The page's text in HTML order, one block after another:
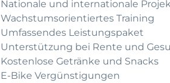
Nationale und internationale
Wachstumsorientiertes Training
Umfassendes Leistungspaket
Unterstützung bei Rente und
Kostenlose Getränke und Snacks
E-Bike Vergünstigungen